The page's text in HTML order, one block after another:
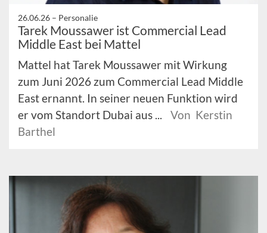
26.06.26 – Personalie
Tarek Moussawer ist Commercial Lead
Middle East bei Mattel
Mattel hat Tarek Moussawer mit Wirkung
zum Juni 2026 zum Commercial Lead Middle
East ernannt. In seiner neuen Funktion wird
er vom Standort Dubai aus ...
Von Kerstin
Barthel